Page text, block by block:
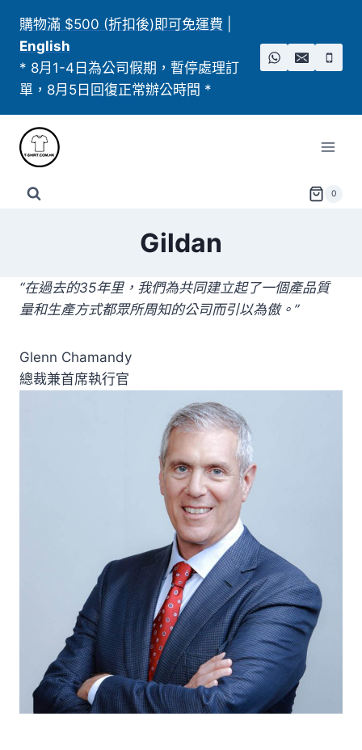
content
購物滿 $500 (折扣後)即可免運費
English
* 8月1-4日為公司假期，暫停處理訂
單，8月5日回復正常辦公時間 *
0
Gildan
“在過去的35年里，我們為共同建立起了一個產品質
量和生產方式都眾所周知的公司而引以為傲。”
Glenn Chamandy
總裁兼首席執行官